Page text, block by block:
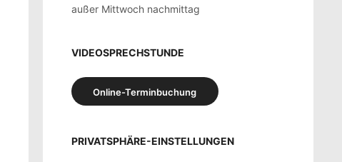
außer Mittwoch nachmittag
VIDEOSPRECHSTUNDE
Online-Terminbuchung
PRIVATSPHÄRE-EINSTELLUNGEN